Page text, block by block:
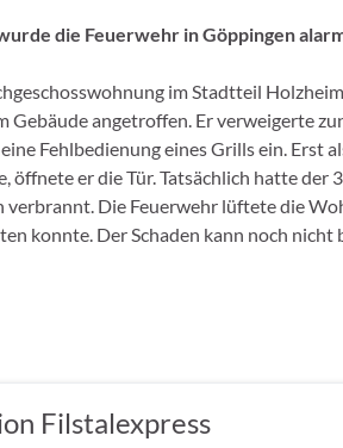
die Feuerwehr in Göppingen
im Stadtteil
angetroffen. Er verweigerte
Fehlbedienung eines Grills ein. Erst
er die Tür. Tatsächlich hatte der
Die Feuerwehr lüftete die
konnte. Der Schaden kann noch nicht
Filstalexpress